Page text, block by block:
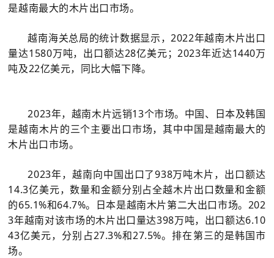
是越南最大的木片出口市场。
越南海关总局的统计数据显示，2022年越南木片出口
量达1580万吨，出口额达28亿美元；2023年近达1440万
吨及22亿美元，同比大幅下降。
2023年，越南木片远销13个市场。中国、日本及韩国
是越南木片的三个主要出口市场，其中中国是越南最大的
木片出口市场。
2023年，越南向中国出口了938万吨木片，出口额达
14.3亿美元，数量和金额分别占全越木片出口数量和金额
的65.1%和64.7%。日本是越南木片第二大出口市场。202
3年越南对该市场的木片出口量达398万吨，出口额达6.10
43亿美元，分别占27.3%和27.5%。排在第三的是韩国市
场。